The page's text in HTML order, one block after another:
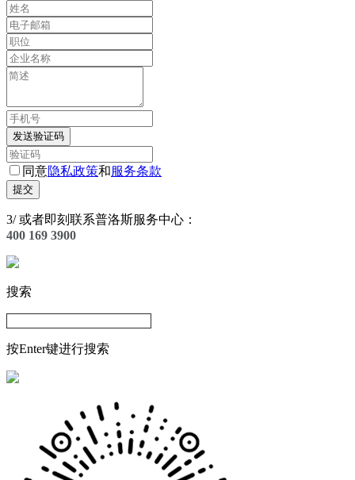
发送验证码
同意隐私政策和服务条款
提交
3/或者即刻联系普洛斯服务中心：
400 169 3900
搜索
按Enter键进行搜索